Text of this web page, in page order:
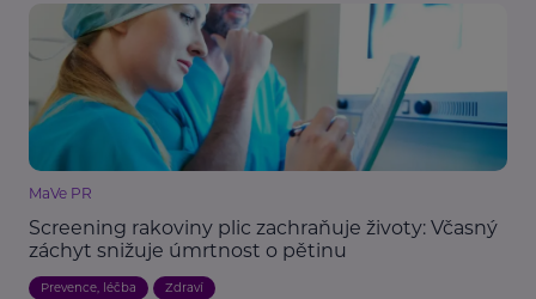
MaVe PR
Screening rakoviny plic zachraňuje životy: Včasný
záchyt snižuje úmrtnost o pětinu
Prevence, léčba Zdraví